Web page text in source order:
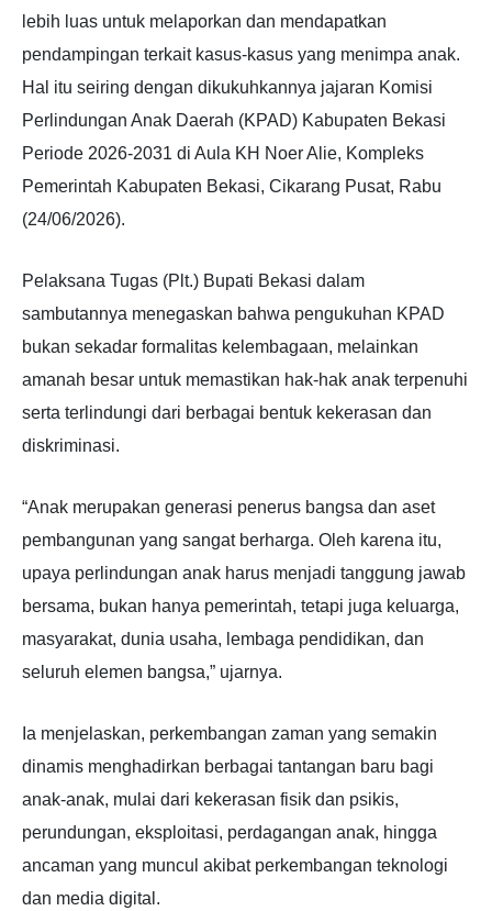
lebih luas untuk melaporkan dan mendapatkan
pendampingan terkait kasus-kasus yang menimpa anak.
Hal itu seiring dengan dikukuhkannya jajaran Komisi
Perlindungan Anak Daerah (KPAD) Kabupaten Bekasi
Periode 2026-2031 di Aula KH Noer Alie, Kompleks
Pemerintah Kabupaten Bekasi, Cikarang Pusat, Rabu
(24/06/2026).
Pelaksana Tugas (Plt.) Bupati Bekasi dalam
sambutannya menegaskan bahwa pengukuhan KPAD
bukan sekadar formalitas kelembagaan, melainkan
amanah besar untuk memastikan hak-hak anak terpenuhi
serta terlindungi dari berbagai bentuk kekerasan dan
diskriminasi.
“Anak merupakan generasi penerus bangsa dan aset
pembangunan yang sangat berharga. Oleh karena itu,
upaya perlindungan anak harus menjadi tanggung jawab
bersama, bukan hanya pemerintah, tetapi juga keluarga,
masyarakat, dunia usaha, lembaga pendidikan, dan
seluruh elemen bangsa,” ujarnya.
Ia menjelaskan, perkembangan zaman yang semakin
dinamis menghadirkan berbagai tantangan baru bagi
anak-anak, mulai dari kekerasan fisik dan psikis,
perundungan, eksploitasi, perdagangan anak, hingga
ancaman yang muncul akibat perkembangan teknologi
dan media digital.